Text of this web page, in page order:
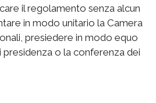
il regolamento senza alcun
in modo unitario la Camera
presiedere in modo equo
presidenza o la conferenza dei